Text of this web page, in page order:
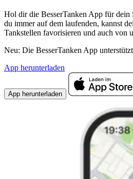
Hol dir die BesserTanken App für dein
du immer auf dem laufenden, kannst
Tankstellen favorisieren und auch von
Neu: Die BesserTanken App
App herunterladen
App herunterladen